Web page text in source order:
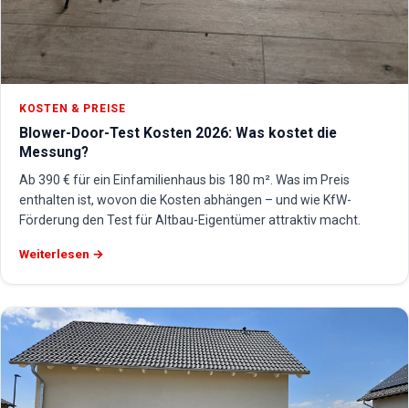
KOSTEN & PREISE
Blower-Door-Test Kosten 2026: Was kostet die
Messung?
Ab 390 € für ein Einfamilienhaus bis 180 m². Was im Preis
enthalten ist, wovon die Kosten abhängen – und wie KfW-
Förderung den Test für Altbau-Eigentümer attraktiv macht.
Weiterlesen →